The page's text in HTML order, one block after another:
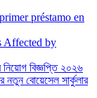
préstamo en
Affected by
বিজ্ঞপ্তি ২০২৬
নতুন বোয়েসেল সার্কুলার